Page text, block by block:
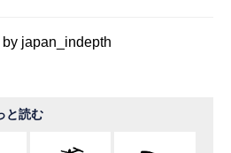
japan_indepth
と読む